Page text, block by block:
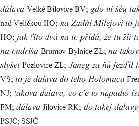
dálava Velké Bílovice BV; gdo bi šé
nad Veličkou HO; na Zadňí Milejovi to
HO; jak ťito dvá na to přídú, že tu šli
na ondriša Brumov-Bylnice ZL; na
słyšet Pozlovice ZL;Janeg za ňú jezďíł
VS; to je dalava do teho Holomuca
NJ; takova dalava, co c’e to napadło
FM; dálava Jílovice RK; do takej dalavy
PSJČ; SSJČ